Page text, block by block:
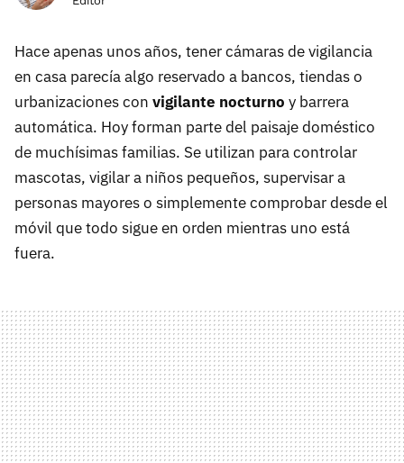
Hace apenas unos años, tener cámaras de vigilancia
en casa parecía algo reservado a bancos, tiendas o
urbanizaciones con vigilante nocturno y barrera
automática. Hoy forman parte del paisaje doméstico
de muchísimas familias. Se utilizan para controlar
mascotas, vigilar a niños pequeños, supervisar a
personas mayores o simplemente comprobar desde el
móvil que todo sigue en orden mientras uno está
fuera.